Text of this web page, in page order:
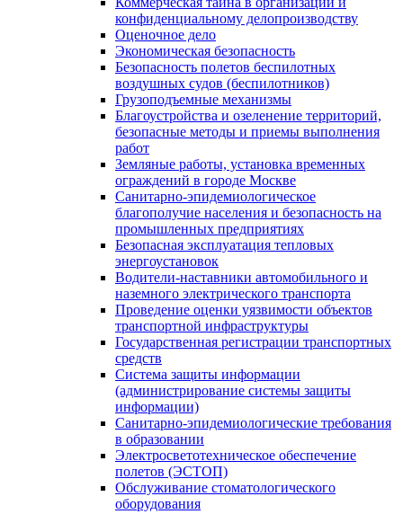
конфиденциальному делопроизводству
Оценочное дело
Экономическая безопасность
Безопасность полетов беспилотных
воздушных судов (беспилотников)
Грузоподъемные механизмы
Благоустройства и озеленение территорий,
безопасные методы и приемы выполнения
работ
Земляные работы, установка временных
ограждений в городе Москве
Санитарно-эпидемиологическое
благополучие населения и безопасность на
промышленных предприятиях
Безопасная эксплуатация тепловых
энергоустановок
Водители-наставники автомобильного и
наземного электрического транспорта
Проведение оценки уязвимости объектов
транспортной инфраструктуры
Государственная регистрации транспортных
средств
Система защиты информации
(администрирование системы защиты
информации)
Санитарно-эпидемиологические требования
в образовании
Электросветотехническое обеспечение
полетов (ЭСТОП)
Обслуживание стоматологического
оборудования